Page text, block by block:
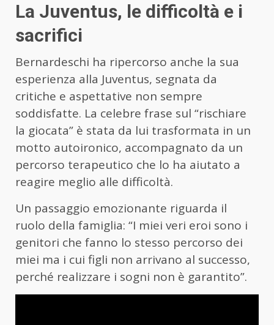
La Juventus, le difficoltà e i
sacrifici
Bernardeschi ha ripercorso anche la sua
esperienza alla Juventus, segnata da
critiche e aspettative non sempre
soddisfatte. La celebre frase sul “rischiare
la giocata” è stata da lui trasformata in un
motto autoironico, accompagnato da un
percorso terapeutico che lo ha aiutato a
reagire meglio alle difficoltà.
Un passaggio emozionante riguarda il
ruolo della famiglia: “I miei veri eroi sono i
genitori che fanno lo stesso percorso dei
miei ma i cui figli non arrivano al successo,
perché realizzare i sogni non è garantito”.